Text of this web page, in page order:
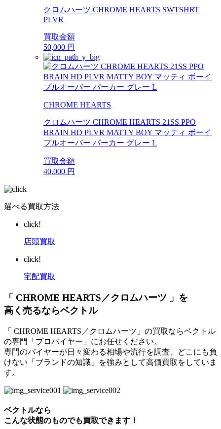
クロムハーツ CHROME HEARTS SWTSHRT
PLVR
買取金額
50,000 円
CHROME HEARTS
クロムハーツ CHROME HEARTS 21SS PPO
BRAIN HD PLVR MATTY BOY マッティ ボーイ
プルオーバー パーカー グレー L
買取金額
40,000 円
選べる買取方法
click!
店頭買取
click!
宅配買取
「 CHROME HEARTS／クロムハーツ 」を
高く売るならベクトル
「 CHROME HEARTS／クロムハーツ」の買取ならベクトル
の専門「プロバイヤー」にお任せください。
専門のバイヤーが日々変わる相場や流行を調査、どこにも負
けない「ブランドの知識」を強みとして高価買取をしていま
す。
ベクトルなら
こんな状態のものでも買取できます！